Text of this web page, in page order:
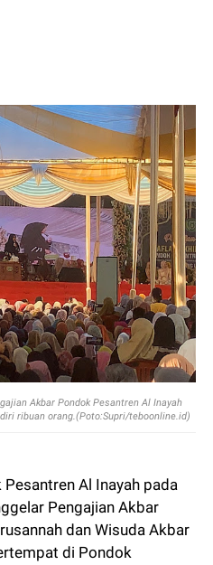
Akbar Pondok Pesantren Al Inayah
ribuan orang.(Poto:Supri/teboonline.id)
Pesantren Al Inayah pada
Pengajian Akbar
dan Wisuda Akbar
di Pondok